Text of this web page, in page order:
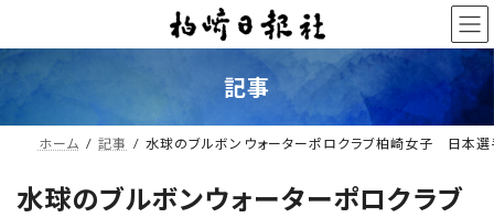
テ
ゲ
記事
ホーム 記事 水球のブルボンウォーターポロクラブ柏崎女子 日本
水球のブルボンウォーターポロクラブ